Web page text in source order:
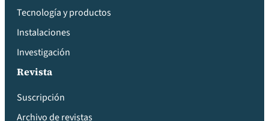
Tecnología y productos
Instalaciones
Investigación
Revista
Suscripción
Archivo de revistas